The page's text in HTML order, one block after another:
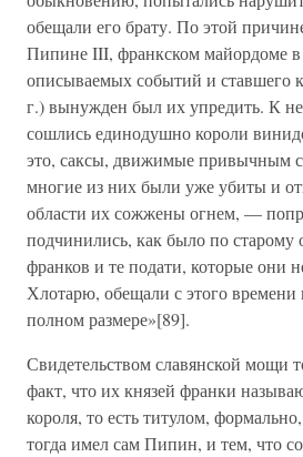
обещали его брату. По этой
Пипине III, франкском майордоме
описываемых событий и ставшего
г.) вынужден был их упредить. К
сошлись единодушно короли
это, саксы, движимые привычным
многие из них были уже убиты и
области их сожжены огнем, —
подчинились, как было по старому
франков и те подати, которые они
Хлотарю, обещали с этого времени
полном размере»[89].
Свидетельством славянской мощи
факт, что их князей франки
короля, то есть титулом,
тогда имел сам Пипин, и тем, что